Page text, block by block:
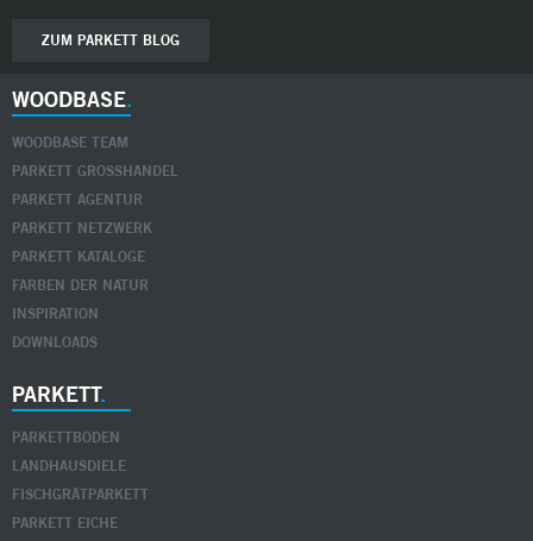
ZUM PARKETT BLOG
WOODBASE
WOODBASE TEAM
PARKETT GROSSHANDEL
PARKETT AGENTUR
PARKETT NETZWERK
PARKETT KATALOGE
FARBEN DER NATUR
INSPIRATION
DOWNLOADS
PARKETT
PARKETTBODEN
LANDHAUSDIELE
FISCHGRÄTPARKETT
PARKETT EICHE